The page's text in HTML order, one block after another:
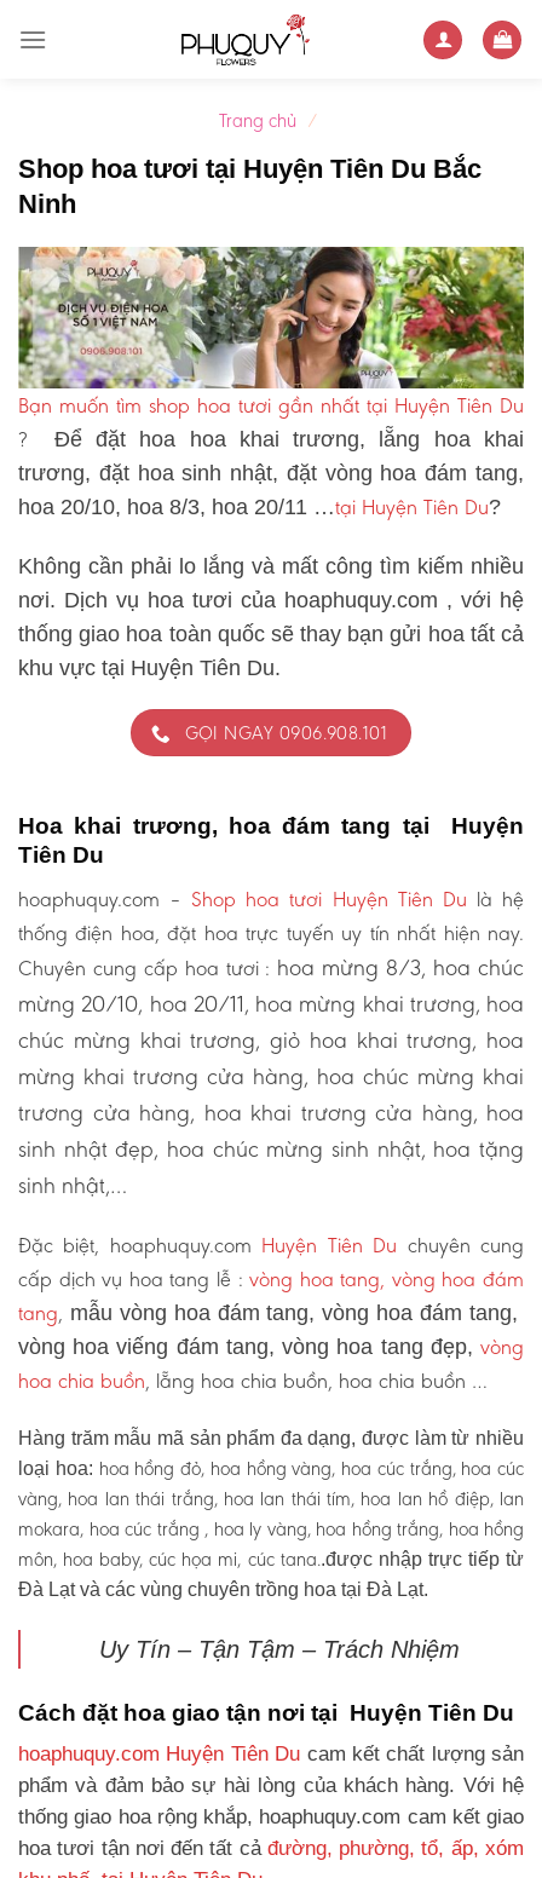
Trang chủ /
Shop hoa tươi tại Huyện Tiên Du Bắc
Ninh
Bạn muốn tìm shop hoa tươi gần nhất tại Huyện Tiên Du
? Để đặt hoa hoa khai trương, lẵng hoa khai
trương, đặt hoa sinh nhật, đặt vòng hoa đám tang,
hoa 20/10, hoa 8/3, hoa 20/11 …tại Huyện Tiên Du?
Không cần phải lo lắng và mất công tìm kiếm nhiều
nơi. Dịch vụ hoa tươi của hoaphuquy.com , với hệ
thống giao hoa toàn quốc sẽ thay bạn gửi hoa tất cả
khu vực tại Huyện Tiên Du.
GỌI NGAY 0906.908.101
Hoa khai trương, hoa đám tang tại Huyện
Tiên Du
hoaphuquy.com – Shop hoa tươi Huyện Tiên Du là hệ
thống điện hoa, đặt hoa trực tuyến uy tín nhất hiện nay.
Chuyên cung cấp hoa tươi : hoa mừng 8/3, hoa chúc
mừng 20/10, hoa 20/11, hoa mừng khai trương, hoa
chúc mừng khai trương, giỏ hoa khai trương, hoa
mừng khai trương cửa hàng, hoa chúc mừng khai
trương cửa hàng, hoa khai trương cửa hàng, hoa
sinh nhật đẹp, hoa chúc mừng sinh nhật, hoa tặng
sinh nhật,…
Đặc biệt, hoaphuquy.com Huyện Tiên Du chuyên cung
cấp dịch vụ hoa tang lễ :vòng hoa tang, vòng hoa đám
tang, mẫu vòng hoa đám tang, vòng hoa đám tang,
vòng hoa viếng đám tang, vòng hoa tang đẹp, vòng
hoa chia buồn, lẵng hoa chia buồn, hoa chia buồn …
Hàng trăm mẫu mã sản phẩm đa dạng, được làm từ nhiều
loại hoa: hoa hồng đỏ, hoa hồng vàng, hoa cúc trắng, hoa cúc
vàng, hoa lan thái trắng, hoa lan thái tím, hoa lan hồ điệp, lan
mokara, hoa cúc trắng , hoa ly vàng, hoa hồng trắng, hoa hồng
môn, hoa baby, cúc họa mi, cúc tana..được nhập trực tiếp từ
Đà Lạt và các vùng chuyên trồng hoa tại Đà Lạt.
Uy Tín – Tận Tậm – Trách Nhiệm
Cách đặt hoa giao tận nơi tại Huyện Tiên Du
hoaphuquy.com Huyện Tiên Du cam kết chất lượng sản
phẩm và đảm bảo sự hài lòng của khách hàng. Với hệ
thống giao hoa rộng khắp, hoaphuquy.com cam kết giao
hoa tươi tận nơi đến tất cả đường, phường, tổ, ấp, xóm